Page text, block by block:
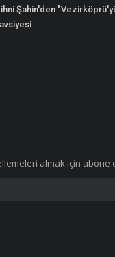
Şahin'den
almak için abone